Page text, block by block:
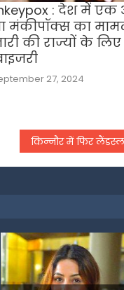
: देश में
मंकीपॉक्स का
की राज्यों के लिए
27, 2024